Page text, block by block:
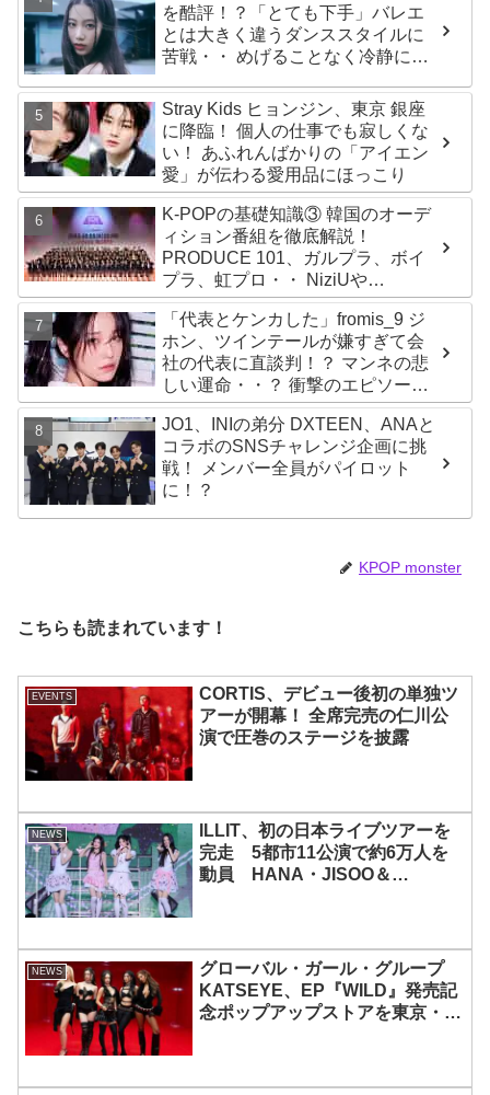
主張
を酷評！？「とても下手」バレエ
とは大きく違うダンススタイルに
苦戦・・ めげることなく冷静に努
Stray Kids ヒョンジン、東京 銀座
に降臨！ 個人の仕事でも寂しくな
い！ あふれんばかりの「アイエン
愛」が伝わる愛用品にほっこり
K-POPの基礎知識③ 韓国のオーデ
ィション番組を徹底解説！
PRODUCE 101、ガルプラ、ボイ
プラ、虹プロ・・ NiziUや
Kep1er、ZEROBASEONEら人気
グループが続々と誕生！ JO1や
INI、ME:Iを生んだ日プまで一挙紹
介
「代表とケンカした」fromis_9 ジ
ホン、ツインテールが嫌すぎて会
社の代表に直談判！？ マンネの悲
しい運命・・？ 衝撃のエピソード
に爆笑
JO1、INIの弟分 DXTEEN、ANAと
コラボのSNSチャレンジ企画に挑
戦！ メンバー全員がパイロット
に！？
KPOP monster
こちらも読まれています！
EVENTS
CORTIS、デビュー後初の単独ツ
アーが開幕！ 全席完売の仁川公
演で圧巻のステージを披露
NEWS
ILLIT、初の日本ライブツアーを
完走 5都市11公演で約6万人を
動員 HANA・JISOO＆
NEWS
グローバル・ガール・グループ
KATSEYE、EP『WILD』発売記
念ポップアップストアを東京・原